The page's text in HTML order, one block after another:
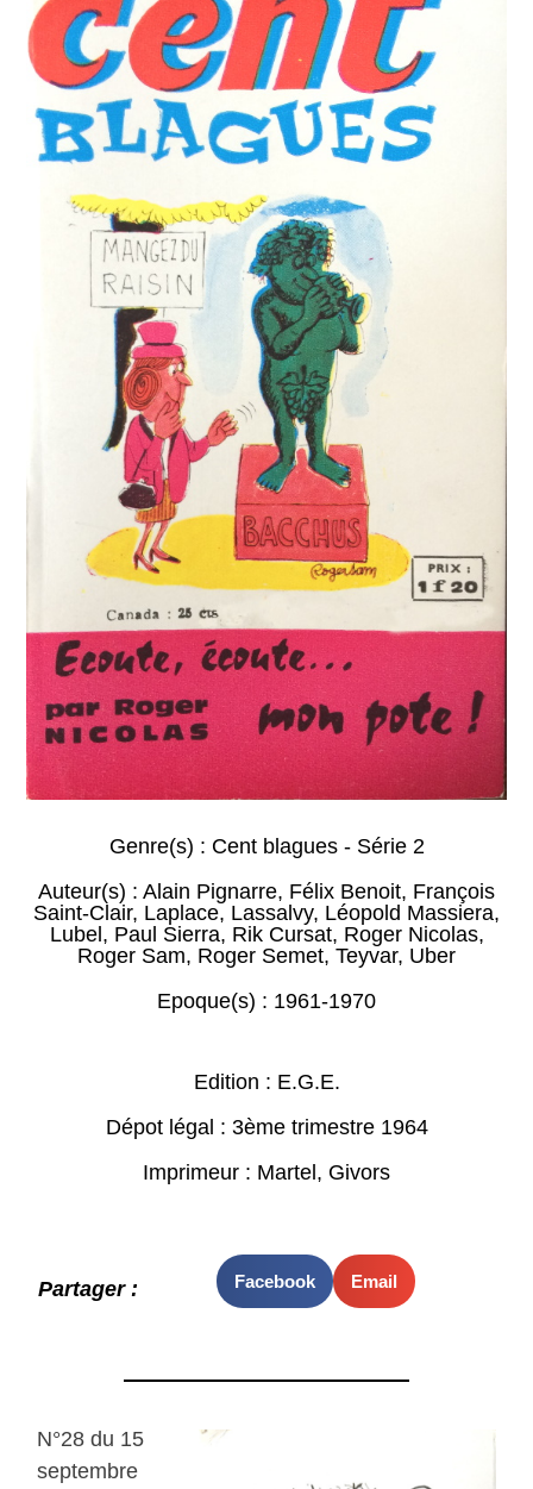
Genre(s) : Cent blagues - Série 2
Auteur(s) : Alain Pignarre, Félix Benoit, François
Saint-Clair, Laplace, Lassalvy, Léopold Massiera,
Lubel , Paul Sierra, Rik Cursat, Roger Nicolas,
Roger Sam, Roger Semet, Teyvar, Uber
Epoque(s) : 1961-1970
Edition : E.G.E.
Dépot légal : 3ème trimestre 1964
Imprimeur : Martel, Givors
Partager : Facebook Email
N°28 du 15
septembre